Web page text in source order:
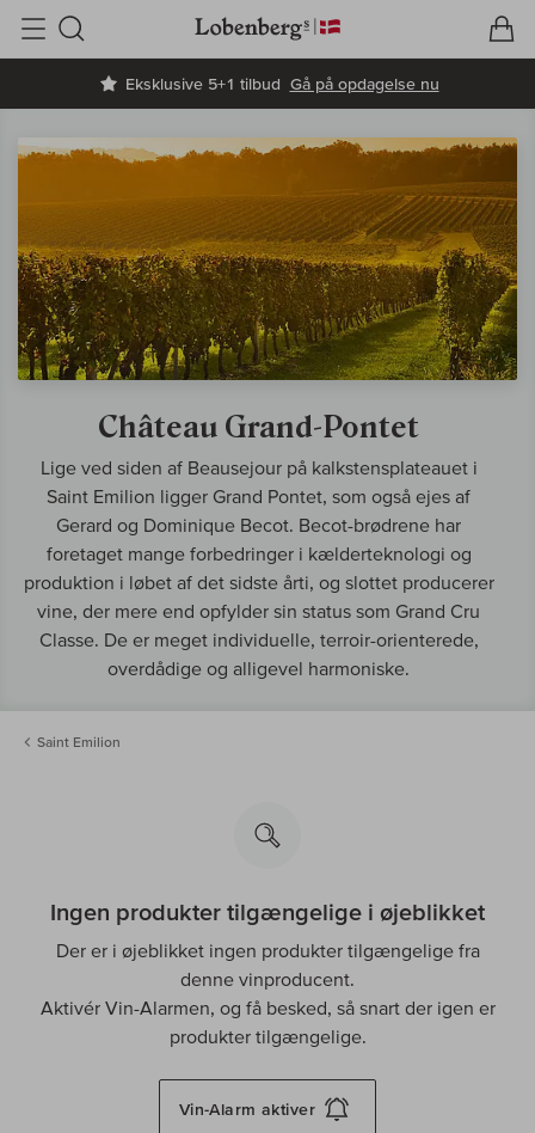
Eksklusive 5+1 tilbud Gå på opdagelse nu
Søg
Château Grand-Pontet
Lige ved siden af Beausejour på kalkstensplateauet i
Saint Emilion ligger Grand Pontet, som også ejes af
Gerard og Dominique Becot. Becot-brødrene har
foretaget mange forbedringer i kælderteknologi og
produktion i løbet af det sidste årti, og slottet producerer
vine, der mere end opfylder sin status som Grand Cru
Classe. De er meget individuelle, terroir-orienterede,
overdådige og alligevel harmoniske.
Saint Emilion
Ingen produkter tilgængelige i øjeblikket
Der er i øjeblikket ingen produkter tilgængelige fra
denne vinproducent.
Aktivér Vin-Alarmen, og få besked, så snart der igen er
produkter tilgængelige.
Vin-Alarm aktiver